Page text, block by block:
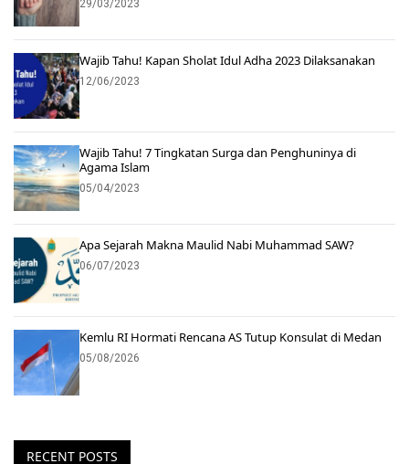
29/03/2023
Wajib Tahu! Kapan Sholat Idul Adha 2023 Dilaksanakan
12/06/2023
Wajib Tahu! 7 Tingkatan Surga dan Penghuninya di
Agama Islam
05/04/2023
Apa Sejarah Makna Maulid Nabi Muhammad SAW?
06/07/2023
Kemlu RI Hormati Rencana AS Tutup Konsulat di Medan
05/08/2026
RECENT POSTS